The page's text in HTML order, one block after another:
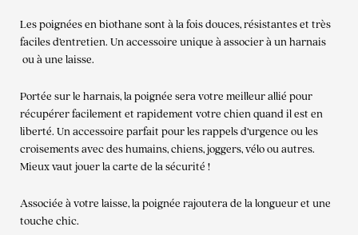
Les poignées en biothane sont à la fois douces, résistantes et très
faciles d’entretien. Un accessoire unique à associer à un harnais
ou à une laisse.
Portée sur le harnais, la poignée sera votre meilleur allié pour
récupérer facilement et rapidement votre chien quand il est en
liberté. Un accessoire parfait pour les rappels d’urgence ou les
croisements avec des humains, chiens, joggers, vélo ou autres.
Mieux vaut jouer la carte de la sécurité !
Associée à votre laisse, la poignée rajoutera de la longueur et une
touche chic.